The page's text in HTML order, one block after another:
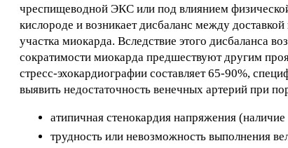
чреспищеводной ЭКС или под влиянием
кислороде и возникает дисбаланс между
участка миокарда. Вследствие этого дисбаланса
сократимости миокарда предшествуют другим
стресс-эхокардиографии составляет 65-90%,
выявить недостаточность венечных артерий при
атипичная стенокардия напряжения
трудность или невозможность выполнения